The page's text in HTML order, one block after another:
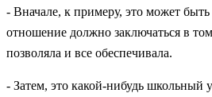
- Вначале, к примеру, это может
отношение должно заключаться в
позволяла и все обеспечивала.
- Затем, это какой-нибудь школьный